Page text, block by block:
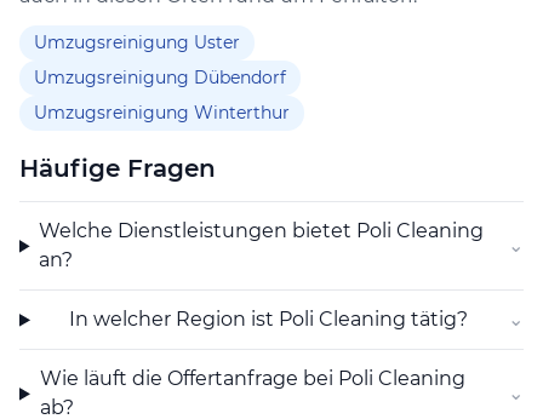
Gebäudereinigung möglichst reibungslos zu gestalten.
Umzugsreinigung Uster
Umzugsreinigung Dübendorf
Umzugsreinigung Winterthur
Häufige Fragen
Welche Dienstleistungen bietet Poli Cleaning
an?
⌄
In welcher Region ist Poli Cleaning tätig? ⌄
Wie läuft die Offertanfrage bei Poli Cleaning
ab?
⌄